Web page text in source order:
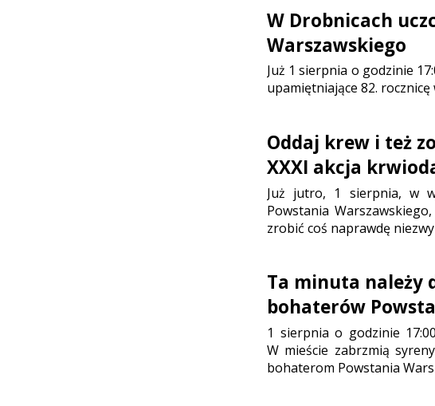
W Drobnicach
Warszawskiego
Już 1 sierpnia o godzinie
upamiętniające 82.
Oddaj krew i też
XXXI akcja
Już jutro, 1 sierpnia, w
Powstania
zrobić coś naprawdę
Ta minuta należy
bohaterów
1 sierpnia o godzinie
W mieście zabrzmią
bohaterom Powstania